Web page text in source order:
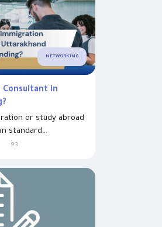
NETWORKING
Consultant in
or study abroad
standard...
93